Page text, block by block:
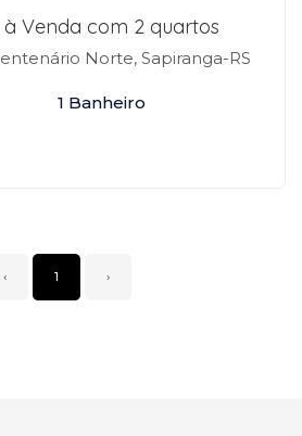
à Venda com 2 quartos
Norte, Sapiranga-RS
1 Banheiro
‹ 1 ›